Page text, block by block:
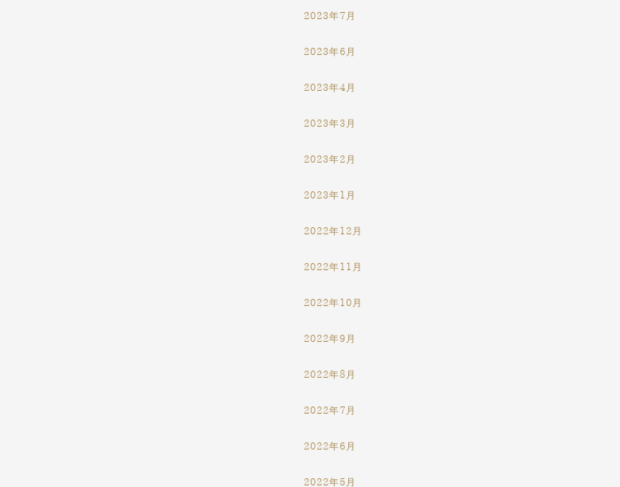
2023年7月
2023年6月
2023年4月
2023年3月
2023年2月
2023年1月
2022年12月
2022年11月
2022年10月
2022年9月
2022年8月
2022年7月
2022年6月
2022年5月